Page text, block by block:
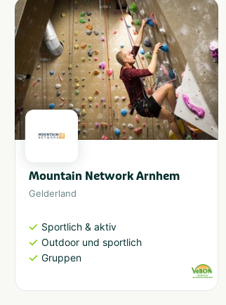
Mountain Network Arnhem
Gelderland
Sportlich & aktiv
Outdoor und sportlich
Gruppen